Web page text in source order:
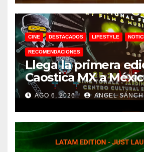
CINE DESTACADOS LIFESTYLE
RECOMENDACIONES
Llega la primera
Caostica MX a
AGO 6, 2026 ANGEL